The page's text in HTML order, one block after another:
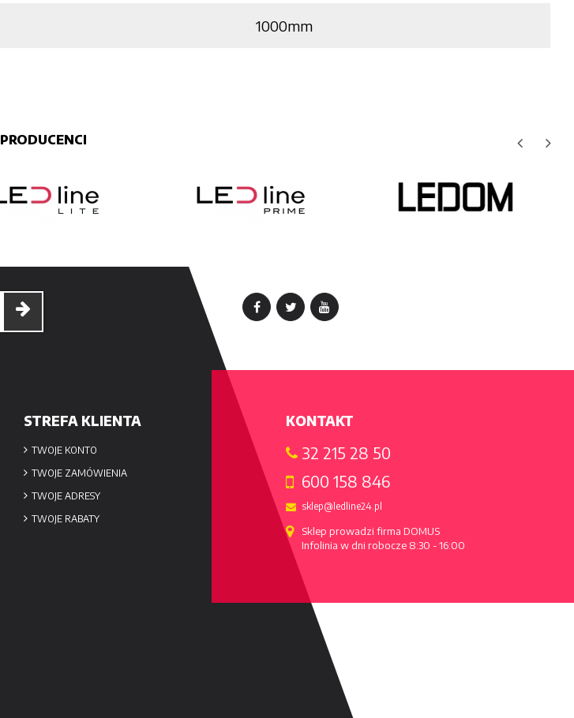
1000mm
PRODUCENCI
STREFA KLIENTA
TWOJE KONTO
TWOJE ZAMÓWIENIA
TWOJE ADRESY
TWOJE RABATY
KONTAKT
32 215 28 50
600 158 846
sklep@ledline24.pl
Sklep prowadzi firma DOMUS
Infolinia w dni robocze 8:30 - 16:00